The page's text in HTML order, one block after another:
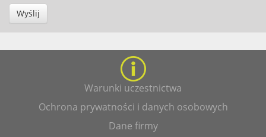
Wyślij
Warunki uczestnictwa
Ochrona prywatności i danych osobowych
Dane firmy